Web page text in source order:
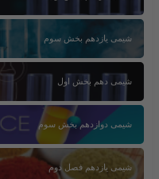
شیمی یازدهم بخش سوم
شیمی دهم بخش اول
شیمی دوازدهم بخش سوم
شیمی یازدهم فصل دوم